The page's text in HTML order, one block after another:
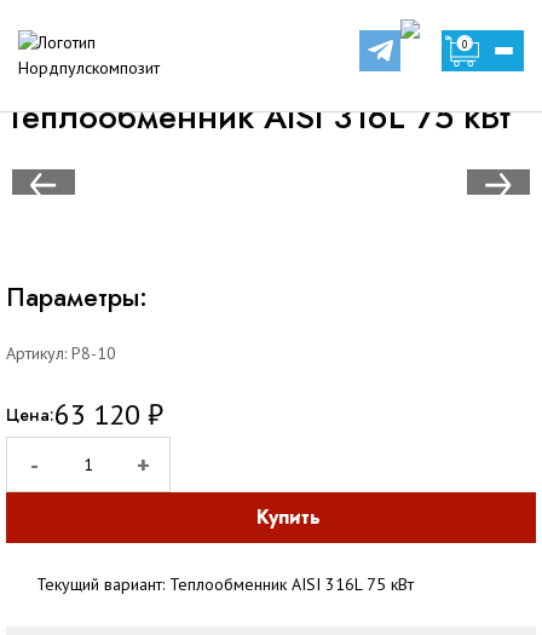
0
Теплообменник AISI 316L 75 кВт
Теплообменник AISI 316L 75 кВт
Параметры:
Артикул: Р8-10
Цена:63 120 ₽
- +
Купить
Текущий вариант: Теплообменник AISI 316L 75 кВт